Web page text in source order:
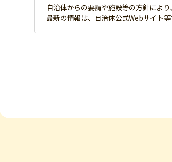
自治体からの要請や施設等の方針によ
最新の情報は、自治体公式Webサイト